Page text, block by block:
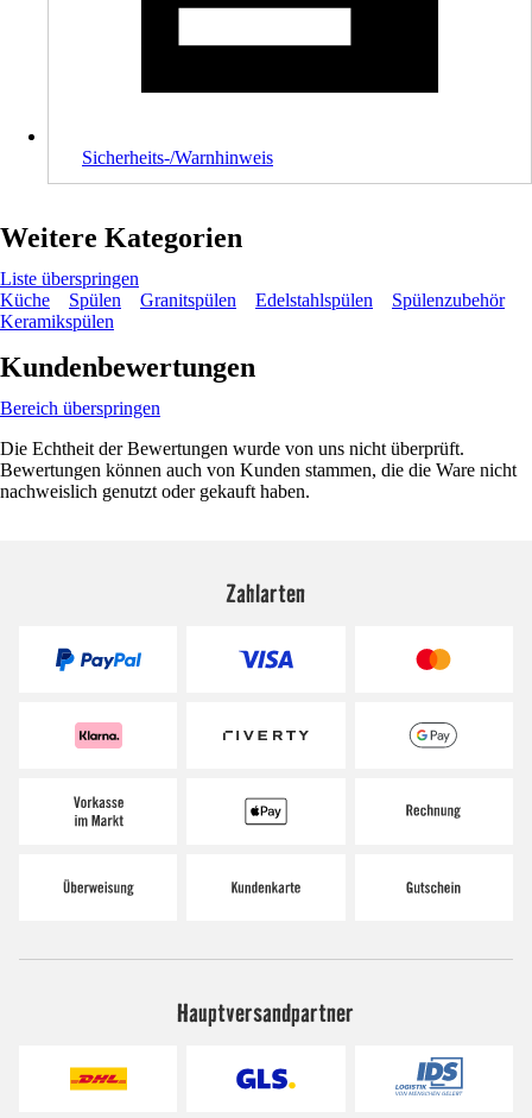
Sicherheits-/Warnhinweis
Weitere Kategorien
Liste überspringen
Küche
Spülen Granitspülen Edelstahlspülen
Spülenzubehör
Keramikspülen
Kundenbewertungen
Bereich überspringen
Die Echtheit der Bewertungen wurde von uns nicht überprüft.
Bewertungen können auch von Kunden stammen, die die Ware nicht
nachweislich genutzt oder gekauft haben.
Zahlarten
Hauptversandpartner